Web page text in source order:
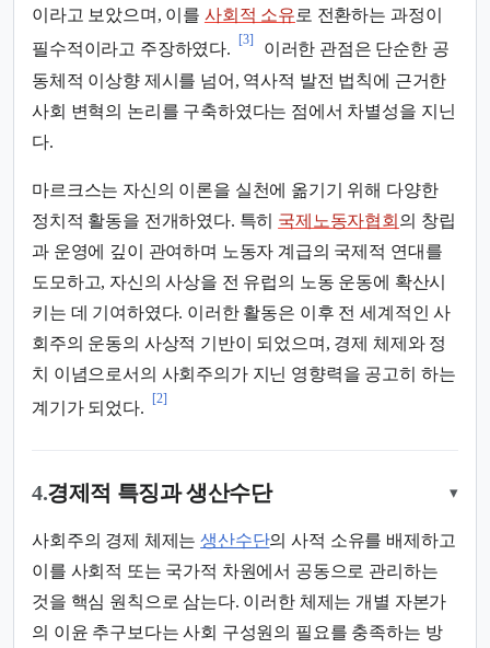
이라고 보았으며, 이를 사회적 소유로 전환하는 과정이
필수적이라고 주장하였다.
[3]
이러한 관점은 단순한 공
동체적 이상향 제시를 넘어, 역사적 발전 법칙에 근거한
사회 변혁의 논리를 구축하였다는 점에서 차별성을 지닌
다.
마르크스는 자신의 이론을 실천에 옮기기 위해 다양한
정치적 활동을 전개하였다. 특히 국제노동자협회 의 창립
과 운영에 깊이 관여하며 노동자 계급의 국제적 연대를
도모하고, 자신의 사상을 전 유럽의 노동 운동에 확산시
키는 데 기여하였다. 이러한 활동은 이후 전 세계적인 사
회주의 운동의 사상적 기반이 되었으며, 경제 체제와 정
치 이념으로서의 사회주의가 지닌 영향력을 공고히 하는
계기가 되었다.
[2]
4.경제적 특징과 생산수단 ▾
사회주의 경제 체제는생산수단의 사적 소유를 배제하고
이를 사회적 또는 국가적 차원에서 공동으로 관리하는
것을 핵심 원칙으로 삼는다. 이러한 체제는 개별 자본가
의 이윤 추구보다는 사회 구성원의 필요를 충족하는 방